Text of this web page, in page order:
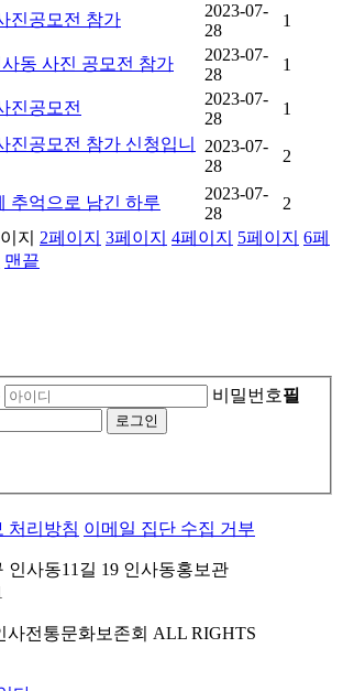
진공모전 참가
2023-07-
28
1
사동 사진 공모전 참가
2023-07-
28
1
진공모전
2023-07-
28
1
진공모전 참가 신청입니
2023-07-
28
2
추억으로 남긴 하루
2023-07-
28
2
지 2페이지 3페이지 4페이지 5페이지 6페
맨끝
비밀번호필
처리방침 이메일 집단 수집 거부
인사동11길 19 인사동홍보관
사전통문화보존회 ALL RIGHTS